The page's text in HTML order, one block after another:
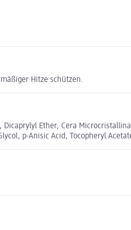
Hitze schützen.
Ether, Cera
p-Anisic Acid, Tocopheryl